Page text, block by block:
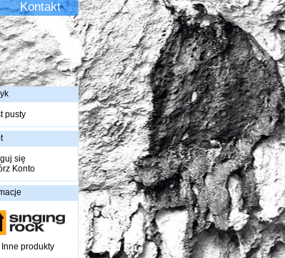
Kontakt
pusty
się
Konto
Inne produkty